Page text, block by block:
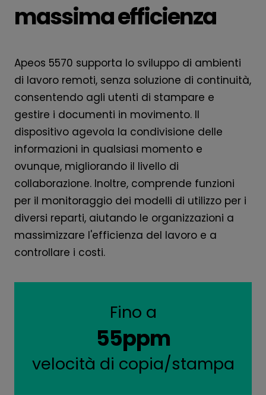
massima efficienza
Apeos 5570 supporta lo sviluppo di ambienti
di lavoro remoti, senza soluzione di continuità,
consentendo agli utenti di stampare e
gestire i documenti in movimento. Il
dispositivo agevola la condivisione delle
informazioni in qualsiasi momento e
ovunque, migliorando il livello di
collaborazione. Inoltre, comprende funzioni
per il monitoraggio dei modelli di utilizzo per i
diversi reparti, aiutando le organizzazioni a
massimizzare l'efficienza del lavoro e a
controllare i costi.
Fino a
55ppm
velocità di copia/stampa